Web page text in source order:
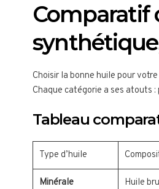
Comparatif
Choisir la bonne huile pour
Chaque catégorie a ses atouts
Tableau
Type d’huile
Minérale Huile